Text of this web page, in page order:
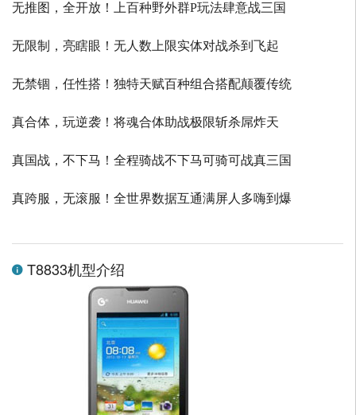
无推图，全开放！上百种野外群P玩法肆意战三国
无限制，亮瞎眼！无人数上限实体对战杀到飞起
无禁锢，任性搭！独特天赋百种组合搭配颠覆传统
真合体，玩逆袭！将魂合体助战极限斩杀屌炸天
真国战，不下马！全程骑战不下马可骑可战真三国
真跨服，无滚服！全世界数据互通满屏人多嗨到爆
T8833机型介绍